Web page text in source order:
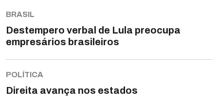
BRASIL
Destempero verbal de Lula preocupa
empresários brasileiros
POLÍTICA
Direita avança nos estados